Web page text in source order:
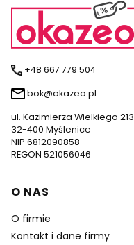
+48 667 779 504
bok@okazeo.pl
ul. Kazimierza Wielkiego 213
32-400 Myślenice
NIP 6812090858
REGON 521056046
Linki w stopce
O NAS
O firmie
Kontakt i dane firmy